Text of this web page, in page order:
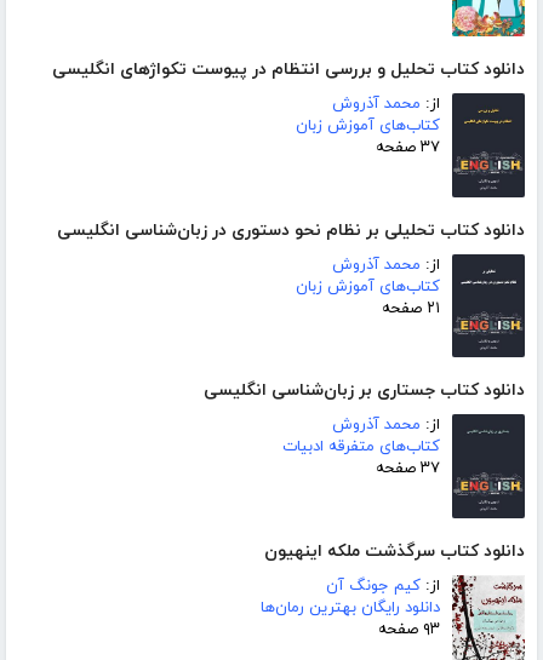
دانلود کتاب تحلیل و بررسی انتظام در پیوست تکواژهای انگلیسی
از: محمد آذروش
کتاب‌های آموزش زبان
۳۷ صفحه
دانلود کتاب تحلیلی بر نظام نحو دستوری در زبان‌شناسی انگلیسی
از: محمد آذروش
کتاب‌های آموزش زبان
۲۱ صفحه
دانلود کتاب جستاری بر زبان‌شناسی انگلیسی
از: محمد آذروش
کتاب‌های متفرقه ادبیات
۳۷ صفحه
دانلود کتاب سرگذشت ملکه اینهیون
از: کیم جونگ آن
دانلود رایگان بهترین رمان‌ها
۹۳ صفحه